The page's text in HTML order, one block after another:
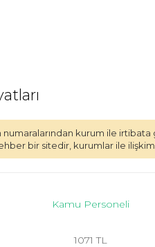
numaralarından kurum ile
bir sitedir, kurumlar ile
Kamu Personeli
1071 TL